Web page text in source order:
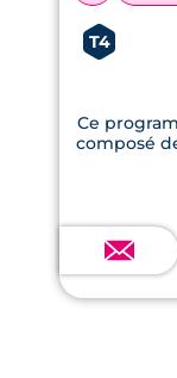
T4
Ce
composé